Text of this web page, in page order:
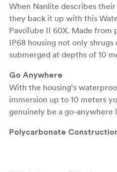
When Nanlite describes
they back it up with this
PavoTube II 60X. Made
IP68 housing not only
submerged at depths of 10
Go Anywhere
With the housing's
immersion up to 10 meters
genuinely be a go-anywhere
Polycarbonate